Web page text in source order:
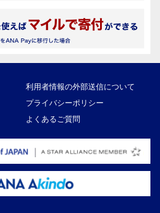
利用者情報の外部送信について
プライバシーポリシー
よくあるご質問